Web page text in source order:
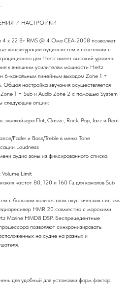
И НАСТРОЙКИ
4 х 22 Вт RMS @ 4 Ома CEA-2008 позволяет
конфигурации аудиосистем в сочетании с
для Hertz имеет высокий уровень
к внешним усилителям мощности Hertz
6-канальным линейным выходом Zone 1 +
настройка звучания осуществляется
Zone 1 + Sub и Audio Zone 2 с помощью System
следующие опции:
Flat, Classic, Rock, Pop, Jazz и Beat
Fader и Bass/Treble в меню Tone
Loudness
аудио зоны из фиксированного списка
Volume Limit
частот 80, 120 и 160 Гц для каналов Sub
с большим количеством акустических систем
HMR 20 совместно с морскими
Marine HMD8 DSP. Беспрецедентные
позволяют синхронизировать
на судне на разных и
для удобный для установки форм фактор